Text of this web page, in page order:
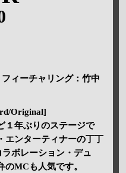
ィーチャリング：竹中
Original]
１年ぶりのステージで
エンターティナーの丁丁
ボレーション・デュ
弁のMCも人気です。